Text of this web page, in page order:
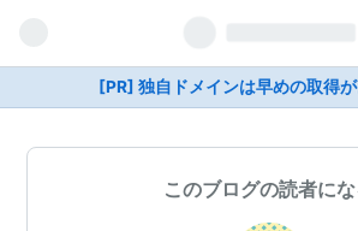
[PR] 独自ドメインは早めの取得が
このブログの読者に